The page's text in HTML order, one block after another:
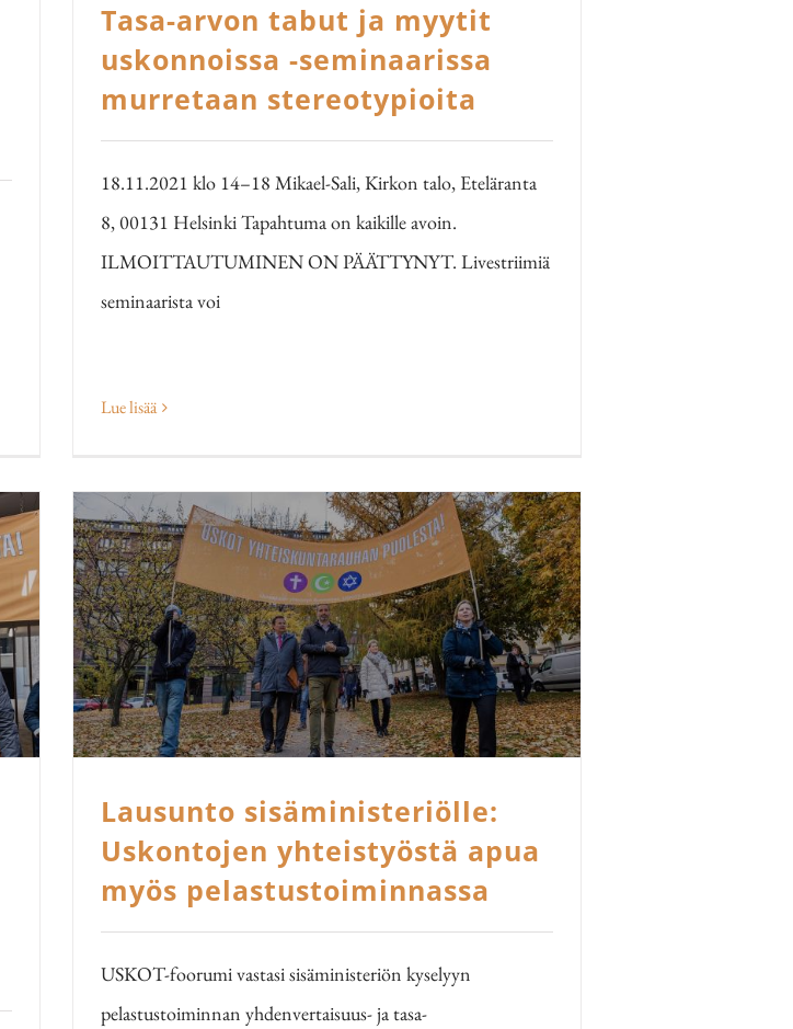
Tasa-arvon tabut ja myytit
uskonnoissa -seminaarissa
murretaan stereotypioita
18.11.2021 klo 14–18 Mikael-Sali, Kirkon talo, Eteläranta
8, 00131 Helsinki Tapahtuma on kaikille avoin.
ILMOITTAUTUMINEN ON PÄÄTTYNYT. Livestriimiä
seminaarista voi
Lue lisää
Lausunto sisäministeriölle:
Uskontojen yhteistyöstä apua
myös pelastustoiminnassa
USKOT-foorumi vastasi sisäministeriön kyselyyn
pelastustoiminnan yhdenvertaisuus- ja tasa-